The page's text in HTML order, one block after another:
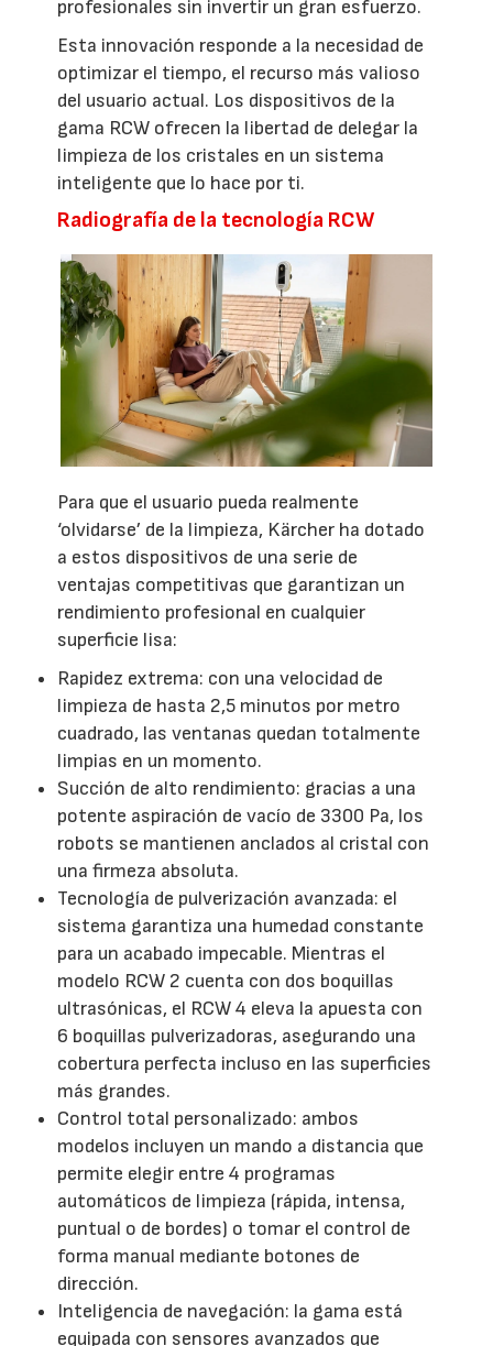
profesionales sin invertir un gran esfuerzo.
Esta innovación responde a la necesidad de
optimizar el tiempo, el recurso más valioso
del usuario actual. Los dispositivos de la
gama RCW ofrecen la libertad de delegar la
limpieza de los cristales en un sistema
inteligente que lo hace por ti.
Radiografía de la tecnología RCW
Para que el usuario pueda realmente
‘olvidarse’ de la limpieza, Kärcher ha dotado
a estos dispositivos de una serie de
ventajas competitivas que garantizan un
rendimiento profesional en cualquier
superficie lisa:
Rapidez extrema: con una velocidad de
limpieza de hasta 2,5 minutos por metro
cuadrado, las ventanas quedan totalmente
limpias en un momento.
Succión de alto rendimiento: gracias a una
potente aspiración de vacío de 3300 Pa, los
robots se mantienen anclados al cristal con
una firmeza absoluta.
Tecnología de pulverización avanzada: el
sistema garantiza una humedad constante
para un acabado impecable. Mientras el
modelo RCW 2 cuenta con dos boquillas
ultrasónicas, el RCW 4 eleva la apuesta con
6 boquillas pulverizadoras, asegurando una
cobertura perfecta incluso en las superficies
más grandes.
Control total personalizado: ambos
modelos incluyen un mando a distancia que
permite elegir entre 4 programas
automáticos de limpieza (rápida, intensa,
puntual o de bordes) o tomar el control de
forma manual mediante botones de
dirección.
Inteligencia de navegación: la gama está
equipada con sensores avanzados que